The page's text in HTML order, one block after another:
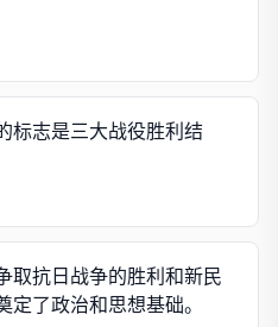
标志是三大战役胜利结
取抗日战争的胜利和新民
了政治和思想基础。